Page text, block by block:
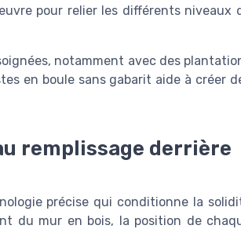
pour relier les différents niveaux
notamment avec des
en boule sans gabarit aide à créer
remplissage derrière
précise qui conditionne la
du mur en bois, la position de